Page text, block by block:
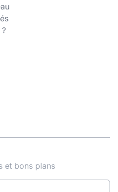
et bons plans